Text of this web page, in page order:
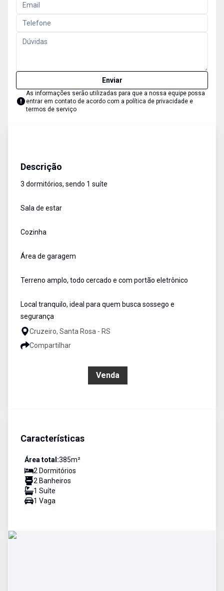
Enviar
As informações serão utilizadas para que a nossa equipe possa
entrar em contato de acordo com a política de privacidade e
termos de serviço
Descrição
3 dormitórios, sendo 1 suíte
Sala de estar
Cozinha
Área de garagem
Terreno amplo, todo cercado e com portão eletrônico
Local tranquilo, ideal para quem busca sossego e
segurança
Cruzeiro, Santa Rosa - RS
Compartilhar
Venda
Características
Área total:385m²
2 Dormitórios
2 Banheiros
1 Suíte
1 Vaga